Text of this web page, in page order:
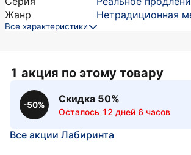
Жанр
Нетрадиционная
Все характеристики
1 акция по этому товару
-50%
Скидка 50%
Осталось 12 дней 6 часов
Все акции Лабиринта